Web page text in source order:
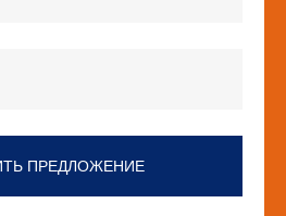
ПРЕДЛОЖЕНИЕ